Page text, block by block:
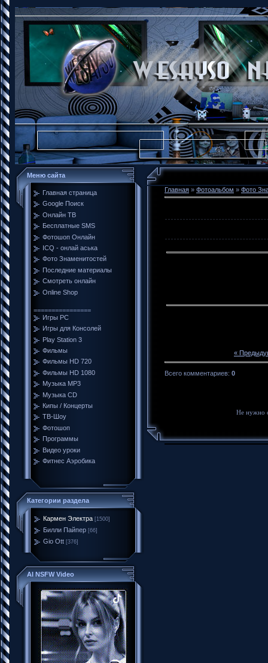
Меню сайта
Главная страница
Google Поиск
Онлайн ТВ
Бесплатные SMS
Фотошоп Онлайн
ICQ - онлай аська
Фото Знаменитостей
Последние материалы
Смотреть онлайн
Online Shop
================
Игры PC
Игры для Консолей
Play Station 3
Фильмы
Фильмы HD 720
Фильмы HD 1080
Музыка MP3
Музыка CD
Кипы / Концерты
ТВ-Шоу
Фотошоп
Программы
Видео уроки
Фитнес Аэробика
Категории раздела
Кармен Электра [1500]
Билли Пайпер [66]
Gio Ott [376]
AI NSFW Video
Главная » Фотоальбом » Фото
«
Всего комментариев: 0
Не нужно